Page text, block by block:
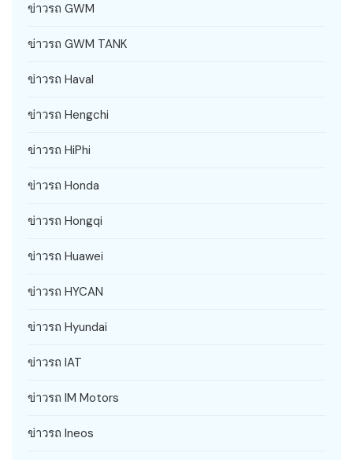
ข่าวรถ GWM
ข่าวรถ GWM TANK
ข่าวรถ Haval
ข่าวรถ Hengchi
ข่าวรถ HiPhi
ข่าวรถ Honda
ข่าวรถ Hongqi
ข่าวรถ Huawei
ข่าวรถ HYCAN
ข่าวรถ Hyundai
ข่าวรถ IAT
ข่าวรถ IM Motors
ข่าวรถ Ineos